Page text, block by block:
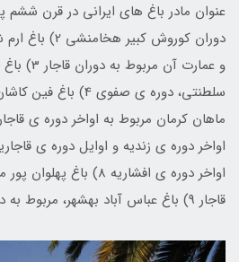
عنوان مادر باغ های ایرانی در قرن ششم
دوران کوروش
و عمارت
اواخر دوره ی افشاریه 8)
قاجار 9) باغ عباس آباد بهشهر، مربوط به دوران صفوی.